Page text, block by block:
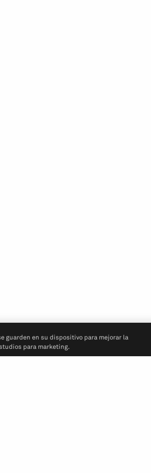
guarden en su dispositivo para mejorar la
para marketing.